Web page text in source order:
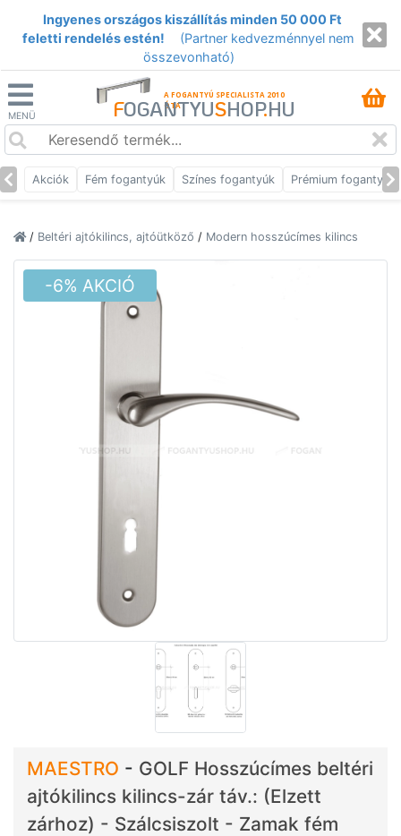
Ingyenes országos kiszállítás minden 50 000 Ft
feletti rendelés estén!
(Partner kedvezménnyel nem
összevonható)
MENÜ
A FOGANTYÚ SPECIALISTA 2010
ÓTA
FOGANTYUSHOP.HU
Akciók Fém fogantyúk Színes fogantyúk Prémium fogantyúk
/ Beltéri ajtókilincs, ajtóütköző / Modern hosszúcímes kilincs
-6% AKCIÓ
MAESTRO - GOLF Hosszúcímes beltéri
ajtókilincs kilincs-zár táv.: (Elzett
zárhoz) - Szálcsiszolt - Zamak fém